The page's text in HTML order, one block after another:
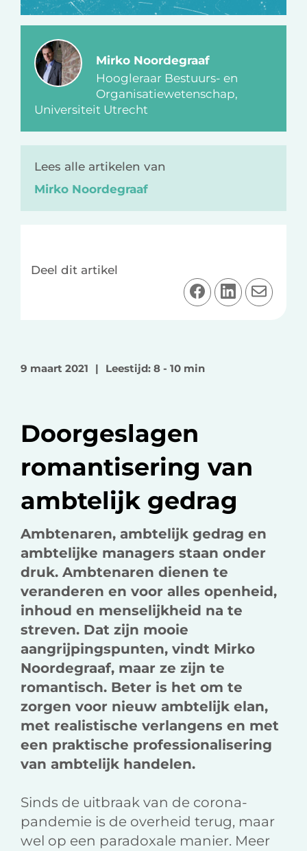
Mirko Noordegraaf
Hoogleraar Bestuurs- en
Organisatiewetenschap,
Universiteit Utrecht
Lees alle artikelen van
Mirko Noordegraaf
Deel dit artikel
D
e
b
o
D
e
e
I
D
e
9 maart 2021 | Leestijd: 8 - 10 min
Doorgeslagen
romantisering van
ambtelijk gedrag
Ambtenaren, ambtelijk gedrag en
ambtelijke managers staan onder
druk. Ambtenaren dienen te
veranderen en voor alles openheid,
inhoud en menselijkheid na te
streven. Dat zijn mooie
aangrijpingspunten, vindt Mirko
Noordegraaf, maar ze zijn te
romantisch. Beter is het om te
zorgen voor nieuw ambtelijk elan,
met realistische verlangens en met
een praktische professionalisering
van ambtelijk handelen.
Sinds de uitbraak van de corona-
pandemie is de overheid terug, maar
wel op een paradoxale manier. Meer